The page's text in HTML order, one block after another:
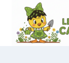
contenu